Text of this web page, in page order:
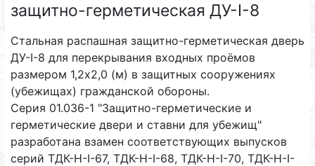
защитно-герметическая ДУ-I-8
Стальная распашная защитно-герметическая дверь
ДУ-I-8 для перекрывания входных проёмов
размером 1,2х2,0 (м) в защитных сооружениях
(убежищах) гражданской обороны.
Серия 01.036-1 "Защитно-герметические и
герметические двери и ставни для убежищ"
разработана взамен соответствующих выпусков
серий ТДК-Н-I-67, ТДК-Н-I-68, ТДК-Н-I-70, ТДК-Н-I-